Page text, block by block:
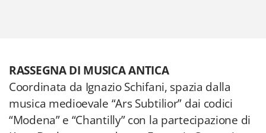
RASSEGNA DI MUSICA ANTICA
Coordinata da Ignazio Schifani, spazia dalla
musica medioevale “Ars Subtilior” dai codici
“Modena” e “Chantilly” con la partecipazione di